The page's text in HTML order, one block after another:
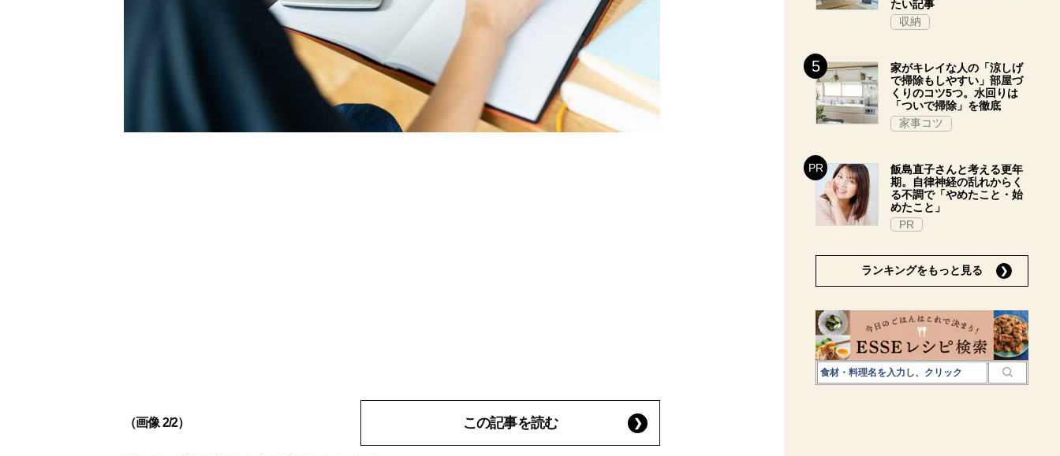
（画像 2/2） この記事を読む
たい記事
収納
家がキレイな人の「涼しげ
で掃除もしやすい」部屋づ
くりのコツ5つ。水回りは
「ついで掃除」を徹底
家事コツ
飯島直子さんと考える更年
期。自律神経の乱れからく
る不調で「やめたこと・始
めたこと」
PR
ランキングをもっと見る